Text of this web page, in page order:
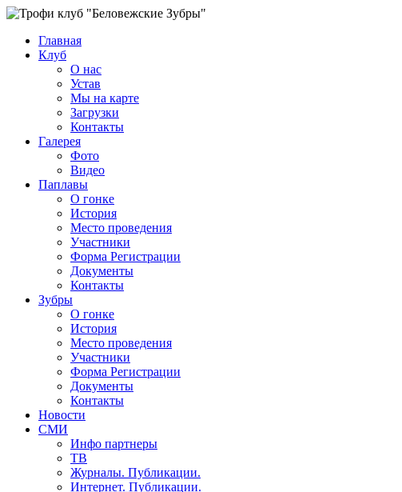
Главная
Клуб
О нас
Устав
Мы на карте
Загрузки
Контакты
Галерея
Фото
Видео
Паплавы
О гонке
История
Место проведения
Участники
Форма Регистрации
Документы
Контакты
Зубры
О гонке
История
Место проведения
Участники
Форма Регистрации
Документы
Контакты
Новости
СМИ
Инфо партнеры
ТВ
Журналы. Публикации.
Интернет. Публикации.